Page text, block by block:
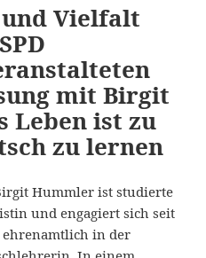
Vielfalt
mit Birgit
Leben ist zu
zu lernen
Hummler ist studierte
und engagiert sich seit
ehrenamtlich in der